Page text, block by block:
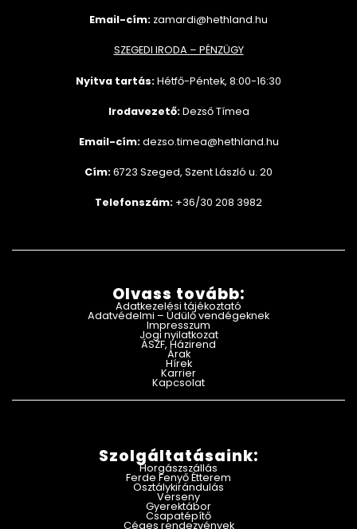
Email-cím: zamardi@hethland.hu
SZEGEDI IRODA – PÉNZÜGY
Nyitva tartás:Hétfő-Péntek, 8:00-16:30
Irodavezető:Dezső Tímea
Email-cím: dezso.timea@hethland.hu
Cím:6723 Szeged, Szent László u. 20
Telefonszám: +36/30 208 3982
Olvass tovább:
Adatkezelési tájékoztató
Adatvédelmi – Üdülő vendégeknek
Impresszum
Jogi nyilatkozat
ÁSZF, Házirend
Árak
Hírek
Karrier
Kapcsolat
Szolgáltatásaink:
Horgászszállás
Ferde Fenyő Étterem
Osztálykirándulás
Verseny
Gyerektábor
Csapatépítő
Céges rendezvények